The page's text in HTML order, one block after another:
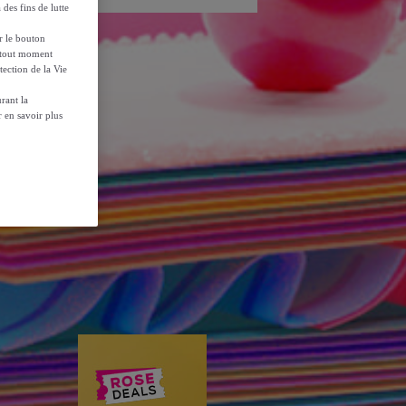
des fins de lutte
le bouton
moment
de la Vie
la
en savoir plus